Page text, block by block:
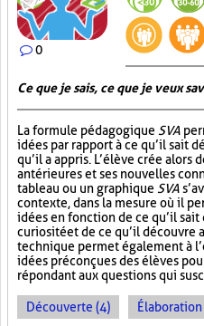
0
Ce que je sais, ce que je veux
La formule pédagogique SVA
idées par rapport à ce qu’il sait
qu’il a appris. L’élève crée alors
antérieures et ses nouvelles
tableau ou un graphique SVA
contexte, dans la mesure où il
idées en fonction de ce qu’il sait
curiosité et de ce qu’il découvre
technique permet également à
idées préconçues des élèves
répondant aux questions qui
Découverte (4)